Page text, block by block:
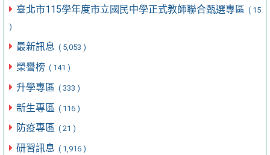
臺北市115學年度市立國民中學正式教師聯合甄選專區 ( 15
)
最新訊息 ( 5,053 )
榮譽榜 ( 141 )
升學專區 ( 333 )
新生專區 ( 116 )
防疫專區 ( 21 )
研習訊息 ( 1,916 )